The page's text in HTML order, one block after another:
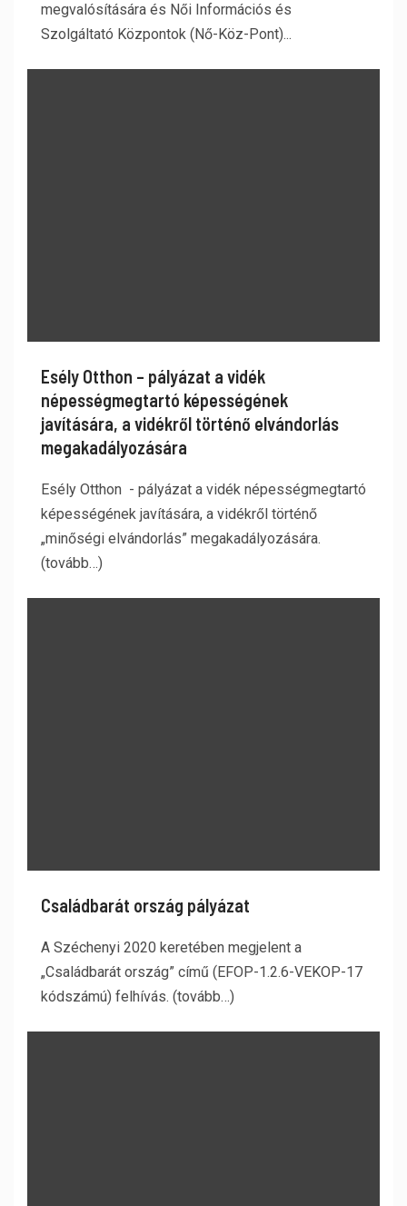
megvalósítására és Női Információs és
Szolgáltató Központok (Nő-Köz-Pont)...
Esély Otthon – pályázat a vidék
népességmegtartó képességének
javítására, a vidékről történő elvándorlás
megakadályozására
Esély Otthon - pályázat a vidék népességmegtartó
képességének javítására, a vidékről történő
„minőségi elvándorlás” megakadályozására.
(tovább…)
Családbarát ország pályázat
A Széchenyi 2020 keretében megjelent a
„Családbarát ország” című (EFOP-1.2.6-VEKOP-17
kódszámú) felhívás. (tovább…)